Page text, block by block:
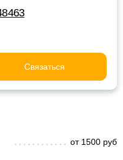
Связаться
от 1500 руб